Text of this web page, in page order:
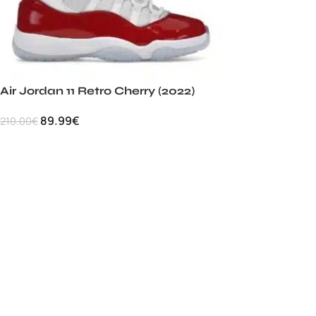
Air Jordan 11 Retro Cherry (2022)
210.00€ 89.99€